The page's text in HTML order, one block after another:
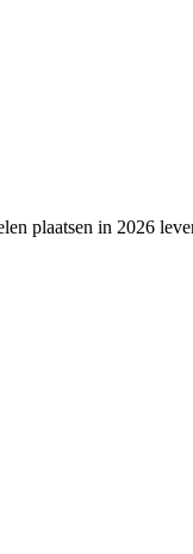
plaatsen in 2026